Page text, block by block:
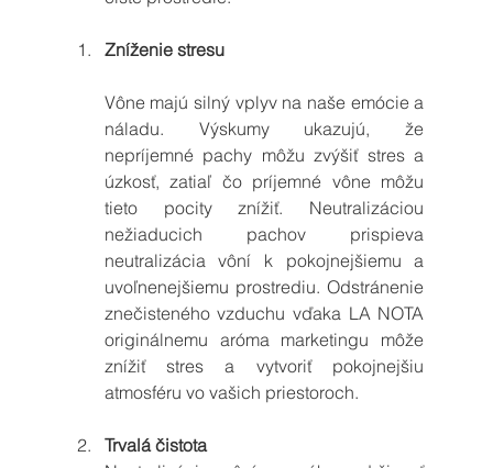
Zníženie stresu
Vône majú silný vplyv na naše emócie a
náladu. Výskumy ukazujú, že
nepríjemné pachy môžu zvýšiť stres a
úzkosť, zatiaľ čo príjemné vône môžu
tieto pocity znížiť. Neutralizáciou
nežiaducich pachov prispieva
neutralizácia vôní k pokojnejšiemu a
uvoľnenejšiemu prostrediu. Odstránenie
znečisteného vzduchu vďaka LA NOTA
originálnemu aróma marketingu môže
znížiť stres a vytvoriť pokojnejšiu
atmosféru vo vašich priestoroch.
Trvalá čistota